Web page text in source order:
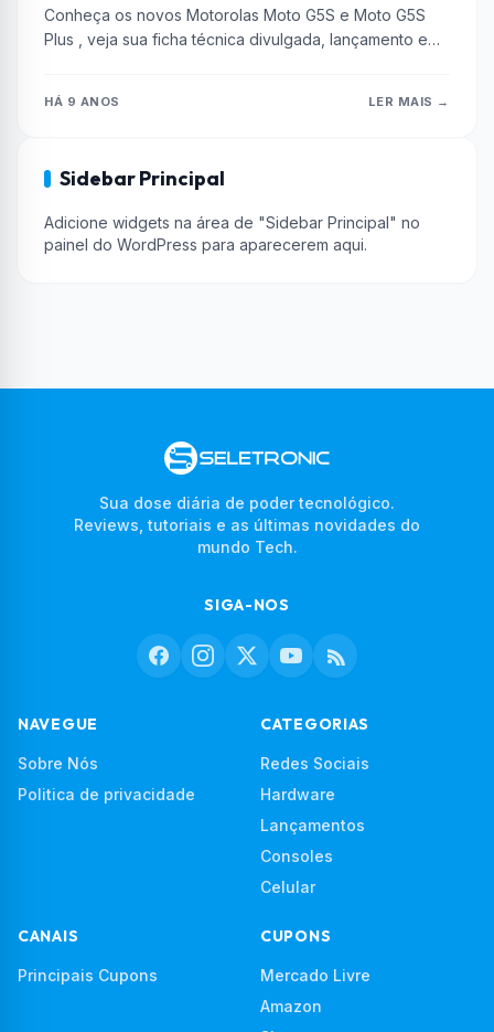
Conheça os novos Motorolas Moto G5S e Moto G5S
Plus , veja sua ficha técnica divulgada, lançamento e
HÁ 9 ANOS LER MAIS →
Sidebar Principal
Adicione widgets na área de "Sidebar Principal" no
painel do WordPress para aparecerem aqui.
Sua dose diária de poder tecnológico.
Reviews, tutoriais e as últimas novidades do
mundo Tech.
SIGA-NOS
NAVEGUE
Sobre Nós
Politica de privacidade
CATEGORIAS
Redes Sociais
Hardware
Lançamentos
Consoles
Celular
CANAIS
Principais Cupons
CUPONS
Mercado Livre
Amazon